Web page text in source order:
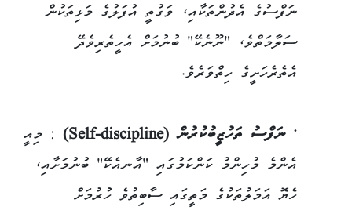
ނަފްސުގެ އެދުންތަކާއި، ވަގުތީ އުފަލުގެ މަޅިތަކުން
ސަލާމަތްވެ، "ނޫނެކޭ" ބުނުމަށް އެހީތެރިވެދޭ
އެތެރެހަށީގެ ހިތްވަރެވެ.
• ނަފްސު ތަހުޒީބުކުރުން (Self-discipline)
: މިއީ
އެންމެ މުހިންމު ކަންކަމުގައި "އާނއެކޭ" ބުނުމަށާއި،
ހެޔޮ އަމަލުތަކުގެ މަތީގައި ސާބިތުވެ ހުރުމަށް